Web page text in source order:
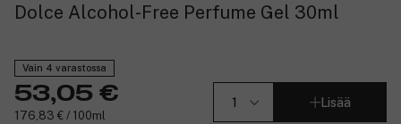
Dolce Alcohol-Free Perfume Gel 30ml
Vain 4 varastossa
53,05 €
176,83 € / 100ml
Lisää